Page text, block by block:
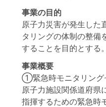
事業の目的
原子力災害が発生した
タリングの体制の整備
することを目的とする。
事業概要
①緊急時モニタリング
原子力施設関係道府県
指揮するための緊急時